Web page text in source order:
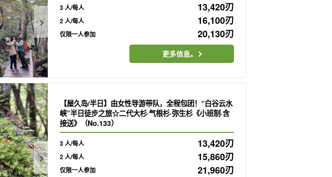
3 人/每人 13,420刃
2 人/每人 16,100刃
仅限一人参加 20,130刃
更多信息。
【屋久岛/半日】由女性导游带队，全程包团！“白谷云水
峡”半日徒步之旅☆二代大杉·气根杉·弥生杉《小班制·含
接送》（No.133）
3 人/每人 13,420刃
2 人/每人 15,860刃
仅限一人参加 21,960刃